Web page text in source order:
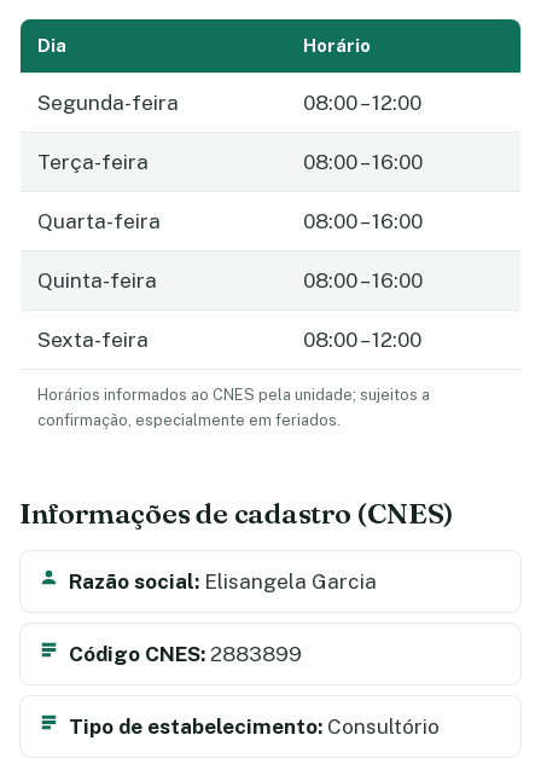
Dia Horário
Segunda-feira 08:00 – 12:00
Terça-feira 08:00 – 16:00
Quarta-feira 08:00 – 16:00
Quinta-feira 08:00 – 16:00
Sexta-feira 08:00 – 12:00
Horários informados ao CNES pela unidade; sujeitos a
confirmação, especialmente em feriados.
Informações de cadastro (CNES)
Razão social: Elisangela Garcia
Código CNES: 2883899
Tipo de estabelecimento: Consultório